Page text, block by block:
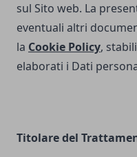
sul Sito web. La
eventuali altri
la Cookie Policy,
elaborati i Dati
Titolare del